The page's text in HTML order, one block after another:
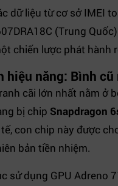
dữ liệu từ cơ sở IMEI
(Trung
chiến lược phát hành
hiệu năng: Bình cũ
cãi lớn nhất nằm ở
bị chip Snapdragon
con chip này được
bản tiền nhiệm.
sử dụng GPU Adreno